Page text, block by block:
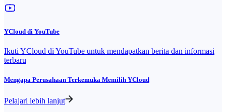
YCloud di YouTube
Ikuti YCloud di YouTube untuk mendapatkan berita dan informasi
terbaru
Mengapa Perusahaan Terkemuka Memilih YCloud
Pelajari lebih lanjut